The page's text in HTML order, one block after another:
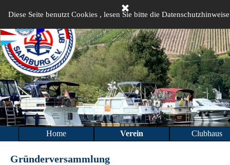
Diese Seite benutzt Cookies , lesen Sie bitte die
Home Verein ▼
Clubhaus
Gründerversammlung